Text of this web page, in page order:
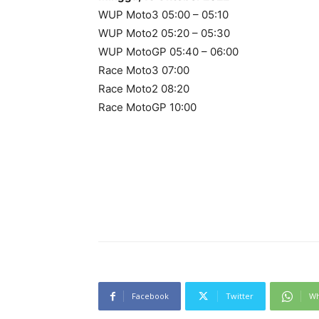
WUP Moto3 05:00 – 05:10
WUP Moto2 05:20 – 05:30
WUP MotoGP 05:40 – 06:00
Race Moto3 07:00
Race Moto2 08:20
Race MotoGP 10:00
Facebook Twitter